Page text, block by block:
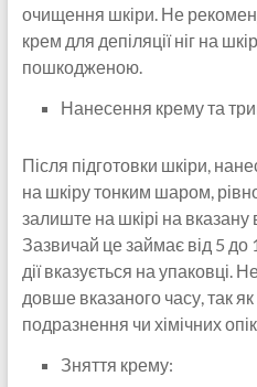
очищення шкіри. Не
крем для депіляції ніг на
пошкодженою.
Нанесення крему та
Після підготовки шкіри,
на шкіру тонким шаром,
залиште на шкірі на
Зазвичай це займає від 5 до
дії вказується на упаковці.
довше вказаного часу, так
подразнення чи хімічних
Зняття крему: